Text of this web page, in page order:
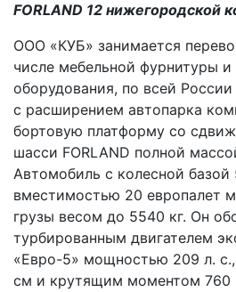
FORLAND 12 нижегородской
ООО «КУБ» занимается
числе мебельной фурнитуры и
оборудования, по всей
с расширением автопарка
бортовую платформу со
шасси FORLAND полной
Автомобиль с колесной
вместимостью 20 европалет
грузы весом до 5540 кг. Он
турбированным двигателем
«Евро-5» мощностью 209 л.
см и крутящим моментом 760